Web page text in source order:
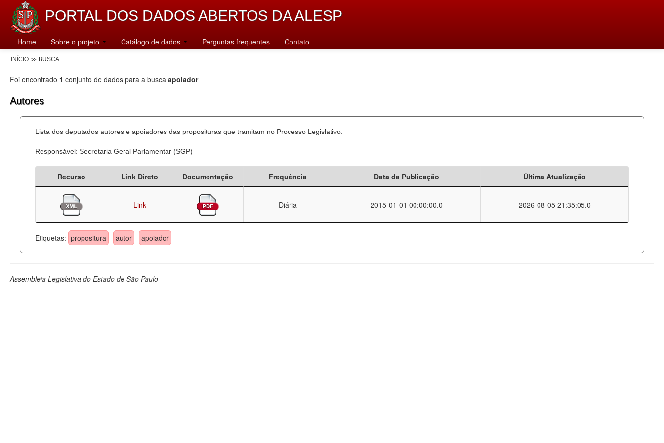
PORTAL DOS DADOS ABERTOS DA ALESP
Home Sobre o projeto Catálogo de dados Perguntas frequentes Contato
INÍCIO BUSCA
Foi encontrado 1 conjunto de dados para a busca apoiador
Autores
Lista dos deputados autores e apoiadores das proposituras que tramitam no Processo Legislativo.
Responsável: Secretaria Geral Parlamentar (SGP)
Recurso Link Direto Documentação Frequência Data da Publicação Última Atualização
Link Diária 2015-01-01 00:00:00.0 2026-08-05 21:35:05.0
Etiquetas: propositura autor apoiador
Assembleia Legislativa do Estado de São Paulo